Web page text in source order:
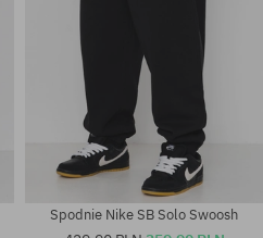
Spodnie Nike SB Solo Swoosh